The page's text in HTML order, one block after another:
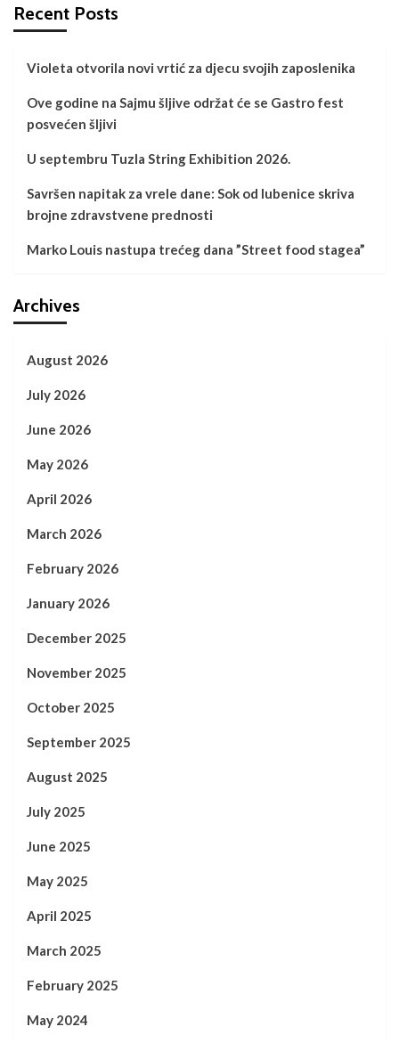
Recent Posts
Violeta otvorila novi vrtić za djecu svojih zaposlenika
Ove godine na Sajmu šljive održat će se Gastro fest
posvećen šljivi
U septembru Tuzla String Exhibition 2026.
Savršen napitak za vrele dane: Sok od lubenice skriva
brojne zdravstvene prednosti
Marko Louis nastupa trećeg dana ”Street food stagea”
Archives
August 2026
July 2026
June 2026
May 2026
April 2026
March 2026
February 2026
January 2026
December 2025
November 2025
October 2025
September 2025
August 2025
July 2025
June 2025
May 2025
April 2025
March 2025
February 2025
May 2024